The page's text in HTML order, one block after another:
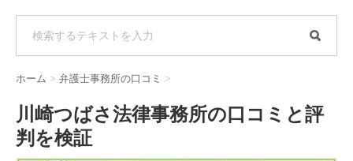
ホーム > 弁護士事務所の口コミ >
川崎つばさ法律事務所の口コミと評
判を検証